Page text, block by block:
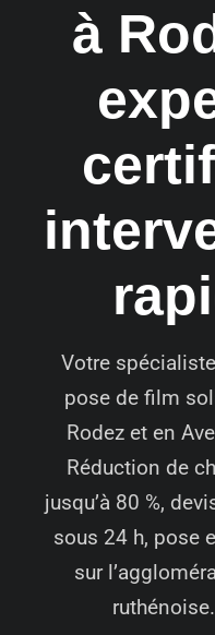
à
Votre
pose de film
Rodez et en
Réduction de
jusqu’à 80 %,
sous 24 h, pose
sur
ruthénoise.